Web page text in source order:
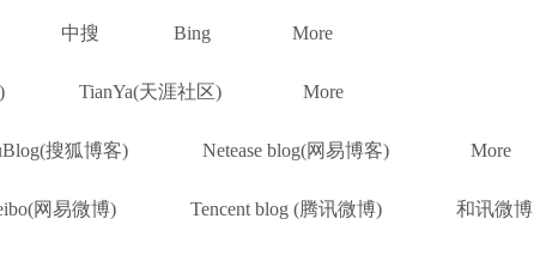
中搜 Bing More
TianYa(天涯社区) More
搜狐博客) Netease blog(网易博客) More
网易微博) Tencent blog (腾讯微博) 和讯微博